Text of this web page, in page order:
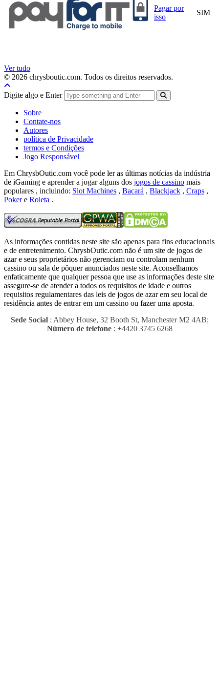
Pagar por
isso
SIM
Ver tudo
© 2026 chrysboutic.com. Todos os direitos reservados.
Digite algo e Enter
Sobre
Contate-nos
Autores
política de Privacidade
termos e Condições
Jogo Responsável
Em ChrysbOutic.com você pode ler as últimas notícias da indústria
de iGaming e aprender a jogar alguns dos jogos de cassino mais
populares , incluindo: Slot Machines , Bacará , Blackjack , Craps ,
Pokere Roleta .
As informações contidas neste site são apenas para fins educacionais
e de entretenimento. ChrysbOutic.com não é um site de jogos de
azar e seus proprietários não gerenciam ou controlam nenhum
cassino ou sala de pôquer anunciados neste site. Aconselhamos
enfaticamente que qualquer pessoa que use as informações deste site
assegure-se de atender a todos os requisitos de idade e outros
requisitos regulamentares das leis de jogos de azar em seu local de
residência antes de entrar em um cassino ou fazer uma aposta.
Sede Social: Abbey House, 32 Booth St, Manchester M2 4AB;
Número de telefone: +4420 3745 6268